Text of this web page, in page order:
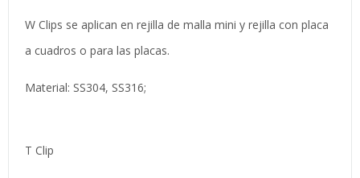
W Clips se aplican en rejilla de malla mini y rejilla con placa
a cuadros o para las placas.
Material: SS304, SS316;
T Clip